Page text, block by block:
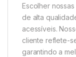
Escolher
de alta
acessíveis.
cliente reflete-
garantindo a